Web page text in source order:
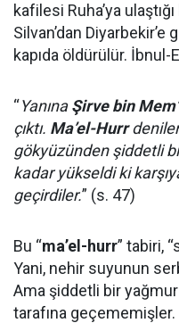
kafilesi Ruha’ya
Silvan’dan
kapıda öldürülür. İbnul-
“YanınaŞirve bin Mem
çıktı. Ma’el-Hurr
gökyüzünden şiddetli
kadar yükseldi ki
geçirdiler.” (s. 47)
Bu “ma’el-hurr” tabiri,
Yani, nehir suyunun
Ama şiddetli bir yağmur
tarafına